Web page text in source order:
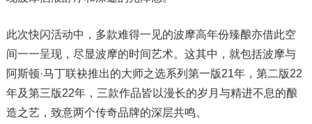
此次快闪活动中，多款难得一见的波摩高年份臻酿亦借此空
间一一呈现，尽显波摩的时间艺术。这其中，就包括波摩与
阿斯顿·马丁联袂推出的大师之选系列第一版21年，第二版22
年及第三版22年，三款作品皆以漫长的岁月与精进不息的酿
造之艺，致意两个传奇品牌的深层共鸣。